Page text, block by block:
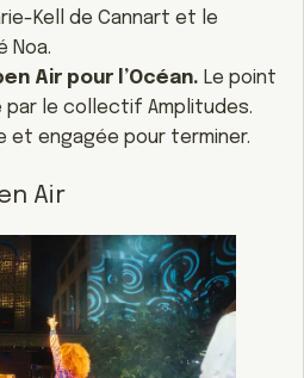
Kell de Cannart et le
Noa.
Air pour l’Océan. Le point
par le collectif Amplitudes.
et engagée pour terminer.
Air